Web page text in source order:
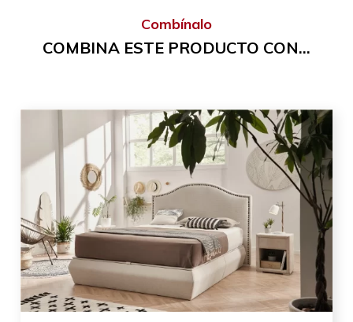
Combínalo
COMBINA ESTE PRODUCTO CON...